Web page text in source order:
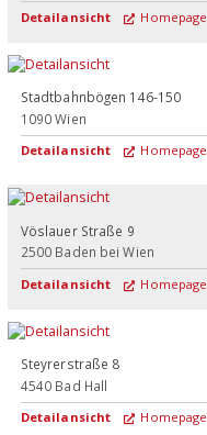
Detailansicht Homepage
Stadtbahnbögen 146-150
1090 Wien
Detailansicht Homepage
Vöslauer Straße 9
2500 Baden bei Wien
Detailansicht Homepage
Steyrerstraße 8
4540 Bad Hall
Detailansicht Homepage